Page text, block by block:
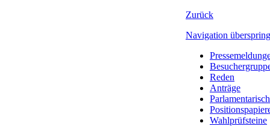
Zurück
Navigation
Reden
Anträge
Wahlprüfsteine